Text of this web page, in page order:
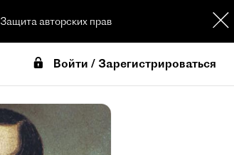
Защита авторских прав
Войти / Зарегистрироваться